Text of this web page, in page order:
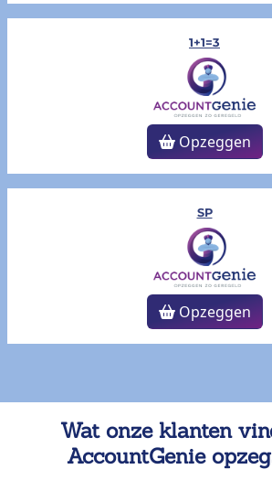
1+1=3
Opzeggen
SP
Opzeggen
Wat onze klanten
AccountGenie